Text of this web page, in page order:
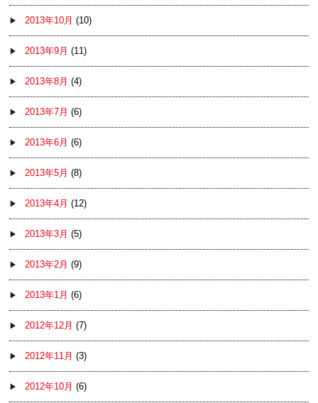
2013年10月 (10)
2013年9月 (11)
2013年8月 (4)
2013年7月 (6)
2013年6月 (6)
2013年5月 (8)
2013年4月 (12)
2013年3月 (5)
2013年2月 (9)
2013年1月 (6)
2012年12月 (7)
2012年11月 (3)
2012年10月 (6)